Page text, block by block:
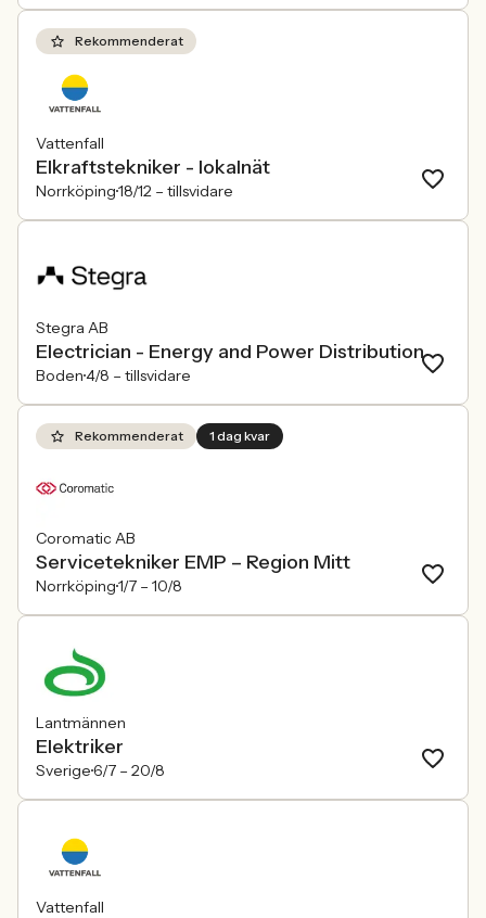
Rekommenderat
Vattenfall
Elkraftstekniker - lokalnät
Norrköping18/12 – tillsvidare
Stegra AB
Electrician - Energy and Power Distribution
Boden4/8 – tillsvidare
Rekommenderat 1 dag kvar
Coromatic AB
Servicetekniker EMP – Region Mitt
Norrköping1/7 – 10/8
Lantmännen
Elektriker
Sverige6/7 – 20/8
Vattenfall